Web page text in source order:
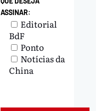
ASSINAR:
Editorial
BdF
Ponto
Notícias da
China